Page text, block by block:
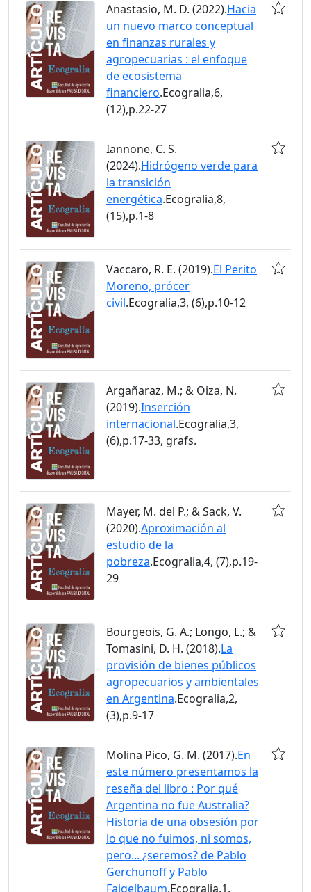
Anastasio, M. D. (2022).Hacia
un nuevo marco conceptual
en finanzas rurales y
agropecuarias : el enfoque
de ecosistema
financiero.Ecogralia,6,
(12),p.22-27
Iannone, C. S.
(2024).Hidrógeno verde para
la transición
energética.Ecogralia,8,
(15),p.1-8
Vaccaro, R. E. (2019).El Perito
Moreno, prócer
civil.Ecogralia,3, (6),p.10-12
Argañaraz, M.; & Oiza, N.
(2019).Inserción
internacional.Ecogralia,3,
(6),p.17-33, grafs.
Mayer, M. del P.; & Sack, V.
(2020).Aproximación al
estudio de la
pobreza.Ecogralia,4, (7),p.19-
29
Bourgeois, G. A.; Longo, L.; &
Tomasini, D. H. (2018).La
provisión de bienes públicos
agropecuarios y ambientales
en Argentina.Ecogralia,2,
(3),p.9-17
Molina Pico, G. M. (2017).En
este número presentamos la
reseña del libro : Por qué
Argentina no fue Australia?
Historia de una obsesión por
lo que no fuimos, ni somos,
pero... ¿seremos? de Pablo
Gerchunoff y Pablo
Fajgelbaum.Ecogralia,1,